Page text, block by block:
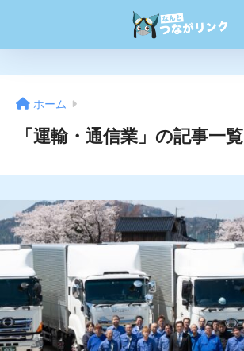
ホーム
「運輸・通信業」の記事一覧